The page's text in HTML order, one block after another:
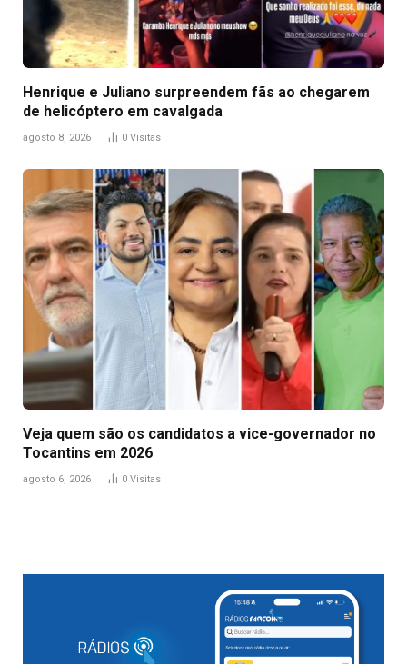
Henrique e Juliano surpreendem fãs ao chegarem
de helicóptero em cavalgada
agosto 8, 2026 0 Visitas
Veja quem são os candidatos a vice-governador no
Tocantins em 2026
agosto 6, 2026 0 Visitas